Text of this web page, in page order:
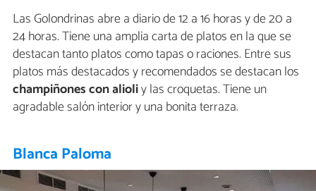
Las Golondrinas abre a diario de 12 a 16 horas y de 20 a
24 horas. Tiene una amplia carta de platos en la que se
destacan tanto platos como tapas o raciones. Entre sus
platos más destacados y recomendados se destacan los
champiñones con alioliy las croquetas. Tiene un
agradable salón interior y una bonita terraza.
Blanca Paloma